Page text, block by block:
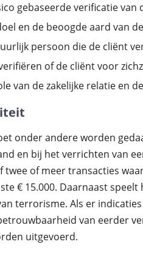
gebaseerde verificatie van
en de beoogde aard van
persoon die de cliënt
of de cliënt voor
van de zakelijke relatie en
onder andere worden
en bij het verrichten van
twee of meer transacties
€ 15.000. Daarnaast
terrorisme. Als er
van eerder
uitgevoerd.